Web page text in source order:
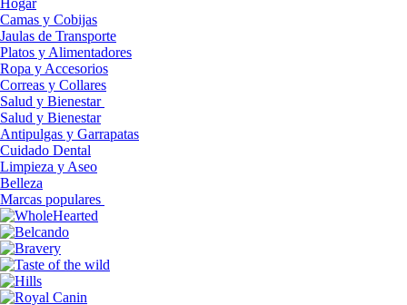
Hogar
Camas y Cobijas
Jaulas de Transporte
Platos y Alimentadores
Ropa y Accesorios
Correas y Collares
Salud y Bienestar
Salud y Bienestar
Antipulgas y Garrapatas
Cuidado Dental
Limpieza y Aseo
Belleza
Marcas populares